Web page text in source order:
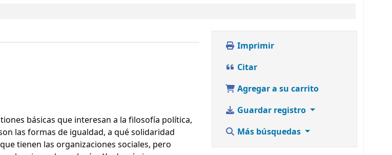
básicas que interesan a la filosofía política,
las formas de igualdad, a qué solidaridad
tienen las organizaciones sociales, pero
Imprimir
Citar
Agregar a su carrito
Guardar registro
Más búsquedas